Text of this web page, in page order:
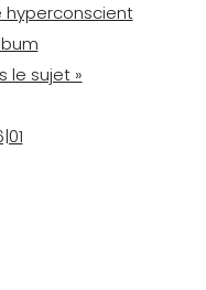
hyperconscient
le sujet »